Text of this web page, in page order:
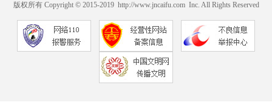
版权所有 Copyright © 2015-2019 http://www.jncaifu.com Inc. All Rights Reserved